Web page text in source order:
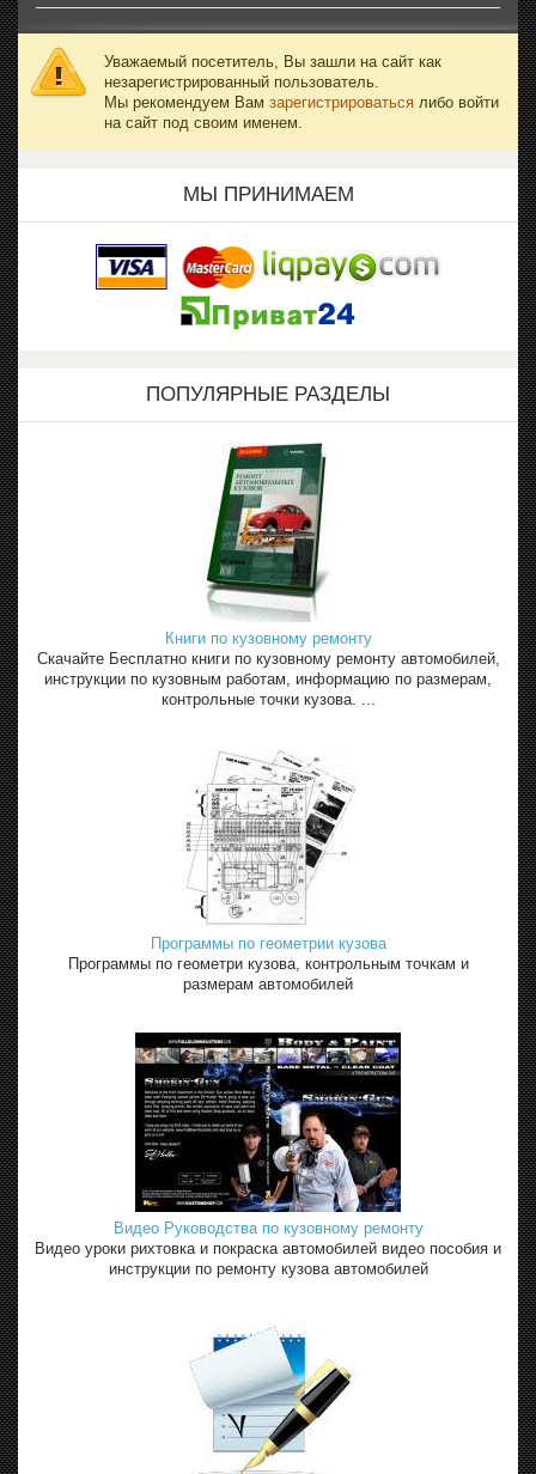
Уважаемый посетитель, Вы зашли на сайт как
незарегистрированный пользователь.
Мы рекомендуем Вам зарегистрироваться либо войти
на сайт под своим именем.
МЫ ПРИНИМАЕМ
ПОПУЛЯРНЫЕ РАЗДЕЛЫ
Книги по кузовному ремонту
Скачайте Бесплатно книги по кузовному ремонту автомобилей,
инструкции по кузовным работам, информацию по размерам,
контрольные точки кузова. ...
Программы по геометрии кузова
Программы по геометри кузова, контрольным точкам и
размерам автомобилей
Видео Руководства по кузовному ремонту
Видео уроки рихтовка и покраска автомобилей видео пособия и
инструкции по ремонту кузова автомобилей